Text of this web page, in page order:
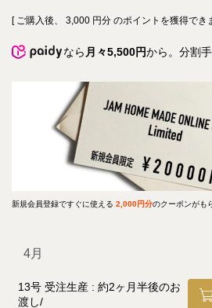
[ ご購入後、 3,000 円分 のポイントを獲得でき
なら 月々5,500円から。分割
新規会員登録ですぐに使える 2,000円分のクーポンがも
4月
13号 受注生産 : 約2ヶ月半後のお
渡し